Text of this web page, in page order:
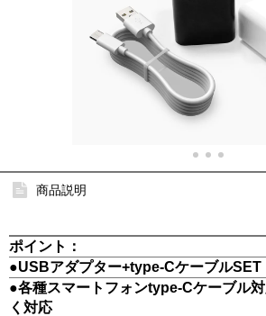
商品説明
ポイント：
●USBアダプター+type-CケーブルSET
●各種スマートフォンtype-Cケーブル
く対応